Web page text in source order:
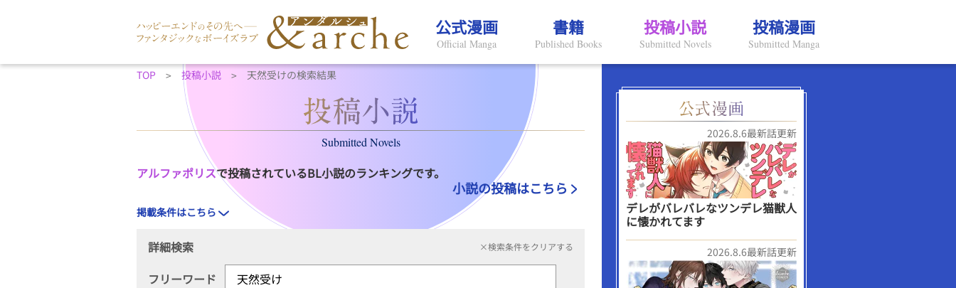
公式漫画
Official Manga
書籍
Published Books
投稿小説
Submitted Novels
投稿漫画
Submitted Manga
TOP 投稿小説 天然受けの検索結果
Submitted Novels
アルファポリスで投稿されているBL小説のランキングです。
小説の投稿はこちら
掲載条件はこちら
詳細検索 ×検索条件をクリアする
フリーワード
2026.8.6最新話更新
デレがバレバレなツンデレ猫獣人
に懐かれてます
2026.8.6最新話更新